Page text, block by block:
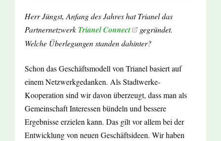
Herr Jüngst, Anfang des Jahres hat Trianel das
Partnernetzwerk Trianel Connect
gegründet.
Welche Überlegungen standen dahinter?
Schon das Geschäftsmodell von Trianel basiert auf
einem Netzwerkgedanken. Als Stadtwerke-
Kooperation sind wir davon überzeugt, dass man als
Gemeinschaft Interessen bündeln und bessere
Ergebnisse erzielen kann. Das gilt vor allem bei der
Entwicklung von neuen Geschäftsideen. Wir haben